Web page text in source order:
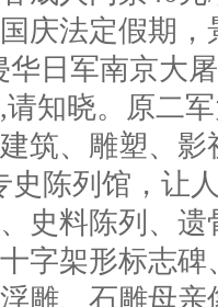
庆法定假期
华日军南京大
知晓。原二
筑、雕塑、
史陈列馆，让
史料陈列、
字架形标志
雕、石雕母亲